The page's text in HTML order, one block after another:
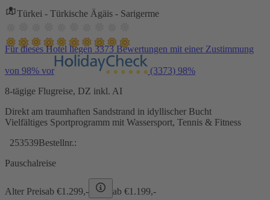
Türkei - Türkische Ägäis - Sarigerme
Für dieses Hotel liegen 3373 Bewertungen mit einer Zustimmung
von 98% vor (3373) 98%
8-tägige Flugreise, DZ inkl. AI
Direkt am traumhaften Sandstrand in idyllischer Bucht
Vielfältiges Sportprogramm mit Wassersport, Tennis & Fitness
253539Bestellnr.:
Pauschalreise
Alter Preisab €1.299,- ab €1.199,-